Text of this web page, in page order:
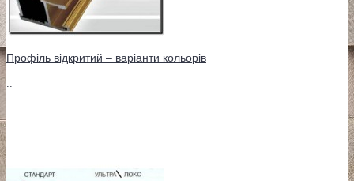
Профіль відкритий – варіанти кольорів
..